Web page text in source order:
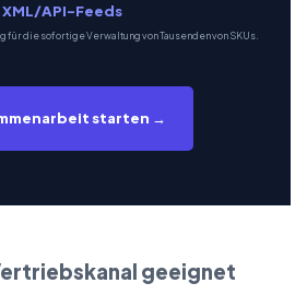
XML/API-Feeds
die sofortige Verwaltung von Tausenden von SKUs.
starten →
geeignet